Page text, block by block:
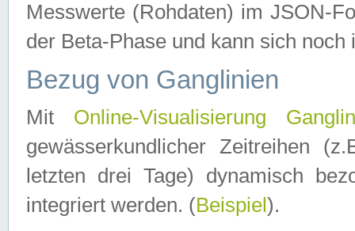
Messwerte (Rohdaten) im JSON-
der Beta-Phase und kann sich noch
Bezug von Ganglinien
Mit Online-Visualisierung
gewässerkundlicher Zeitreihen
letzten drei Tage) dynamisch
integriert werden. (Beispiel ).